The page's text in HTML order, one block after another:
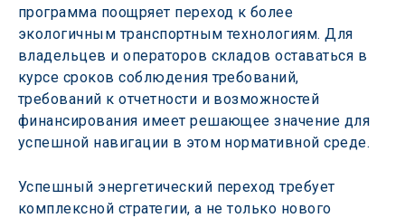
программа поощряет переход к более
экологичным транспортным технологиям. Для
владельцев и операторов складов оставаться в
курсе сроков соблюдения требований,
требований к отчетности и возможностей
финансирования имеет решающее значение для
успешной навигации в этом нормативной среде.
Успешный энергетический переход требует
комплексной стратегии, а не только нового